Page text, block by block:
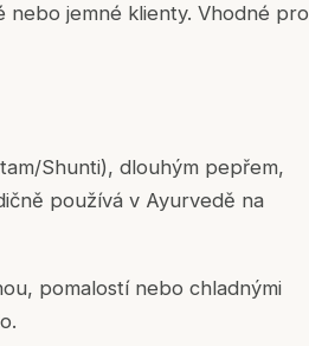
nebo jemné klienty. Vhodné pro
Shunti), dlouhým pepřem,
používá v Ayurvedě na
pomalostí nebo chladnými